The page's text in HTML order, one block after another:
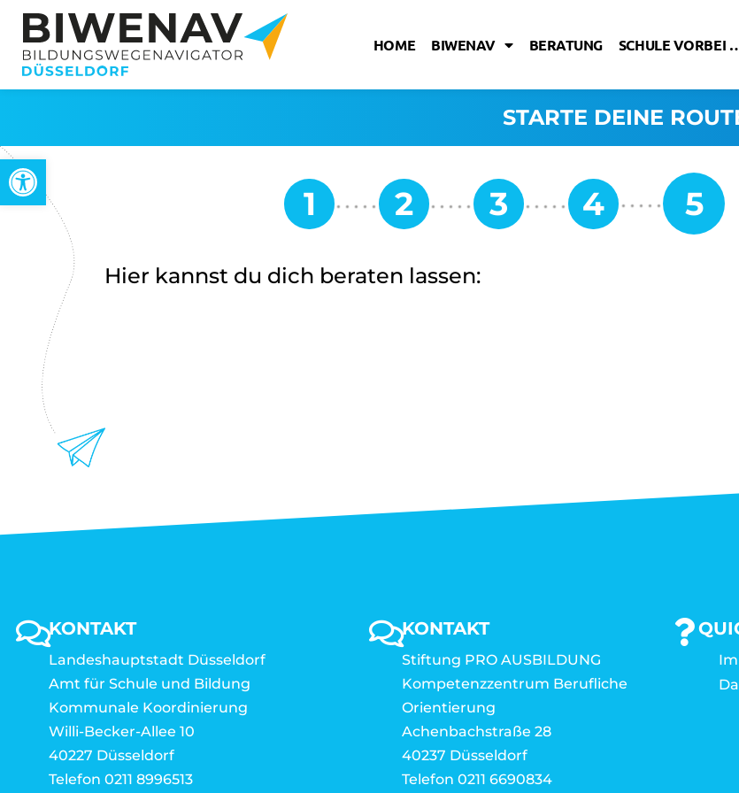
Open toolbar
HOME BIWENAV BERATUNG SCHULE VORBEI
STARTE DEINE
Hier kannst du dich beraten lassen:
KONTAKT
Landeshauptstadt Düsseldorf
Amt für Schule und Bildung
Kommunale Koordinierung
Willi-Becker-Allee 10
40227 Düsseldorf
Telefon 0211 8996513
KONTAKT
Stiftung PRO AUSBILDUNG
Kompetenzzentrum Berufliche
Orientierung
Achenbachstraße 28
40237 Düsseldorf
Telefon 0211 6690834